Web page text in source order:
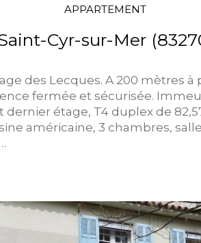
APPARTEMENT
Cyr-sur-Mer
des Lecques. A 200 mètres à
fermée et sécurisée.
dernier étage, T4 duplex de
américaine, 3 chambres,